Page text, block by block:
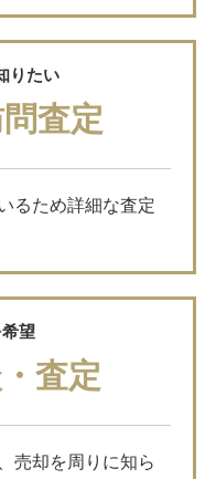
りたい
査定
るため詳細な査定
望
査定
売却を周りに知ら